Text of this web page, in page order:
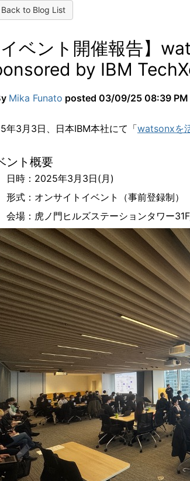
to Blog List
ベント開催報告】
by IBM
Mika Funato posted 03/09/25 08:39 PM
年3月3日、日本IBM本社にて「watsonxを
ント概要
日時：2025年3月3日(月)
形式：オンサイトイベント（事前登録制）
会場：虎ノ門ヒルズステーションタワー